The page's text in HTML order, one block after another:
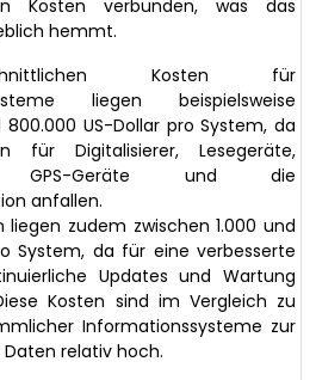
Kosten verbunden, was das
hemmt.
Kosten für
liegen beispielsweise
800.000 US-Dollar pro System, da
für Digitalisierer, Lesegeräte,
GPS-Geräte und die
anfallen.
liegen zudem zwischen 1.000 und
System, da für eine verbesserte
Updates und Wartung
Kosten sind im Vergleich zu
Informationssysteme zur
relativ hoch.